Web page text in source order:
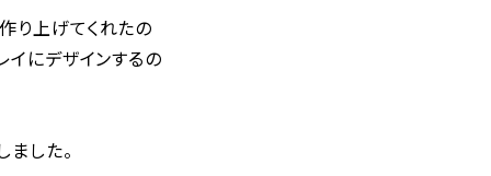
り上げてくれたの
イにデザインするの
した。